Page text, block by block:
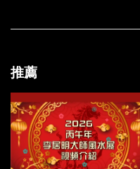
推薦